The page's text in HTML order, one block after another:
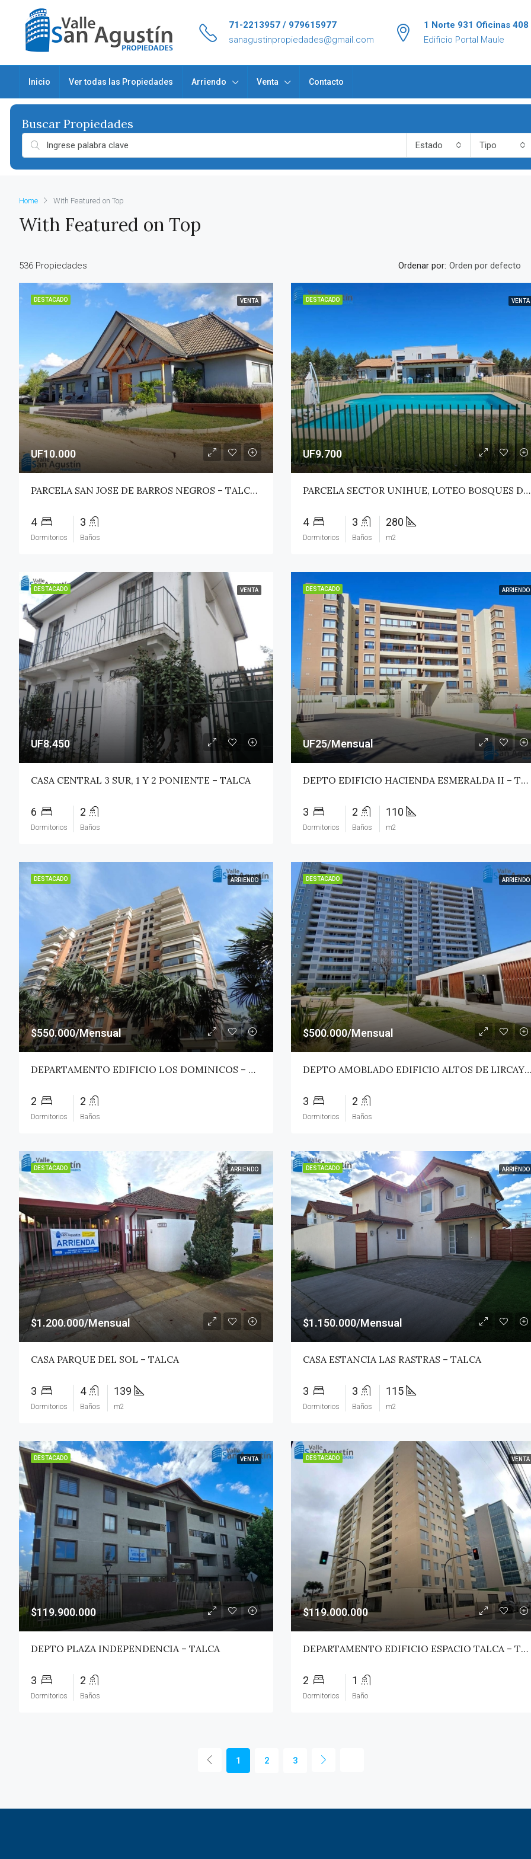
71-2213957 / 979615977
sanagustinpropiedades@gmail.com
1 Norte 931 Oficinas 408
Edificio Portal Maule
Inicio Ver todas las Propiedades Arriendo Venta Contacto
Estado Tipo
Home With Featured on Top
With Featured on Top
536 Propiedades Ordenar por: Orden por defecto
DESTACADO VENTA
UF10.000
PARCELA SAN JOSE DE BARROS NEGROS – TALCA (MAULE NORTE)
4
Dormitorios
3
Baños
DESTACADO VENTA
UF9.700
PARCELA SECTOR UNIHUE, LOTEO BOSQUES DEL VALLE – MAULE
4
Dormitorios
3
Baños
280
m2
DESTACADO VENTA
UF8.450
CASA CENTRAL 3 SUR, 1 Y 2 PONIENTE – TALCA
6
Dormitorios
2
Baños
DESTACADO ARRIENDO
UF25/Mensual
DEPTO EDIFICIO HACIENDA ESMERALDA II – TALCA
3
Dormitorios
2
Baños
110
m2
DESTACADO ARRIENDO
$550.000/Mensual
DEPARTAMENTO EDIFICIO LOS DOMINICOS – TALCA
2
Dormitorios
2
Baños
DESTACADO ARRIENDO
$500.000/Mensual
DEPTO AMOBLADO EDIFICIO ALTOS DE LIRCAY – TALCA
3
Dormitorios
2
Baños
DESTACADO ARRIENDO
$1.200.000/Mensual
CASA PARQUE DEL SOL – TALCA
3
Dormitorios
4
Baños
139
m2
DESTACADO ARRIENDO
$1.150.000/Mensual
CASA ESTANCIA LAS RASTRAS – TALCA
3
Dormitorios
3
Baños
115
m2
DESTACADO VENTA
$119.900.000
DEPTO PLAZA INDEPENDENCIA – TALCA
3
Dormitorios
2
Baños
DESTACADO VENTA
$119.000.000
DEPARTAMENTO EDIFICIO ESPACIO TALCA – TALCA
2
Dormitorios
1
Baño
1 2 3